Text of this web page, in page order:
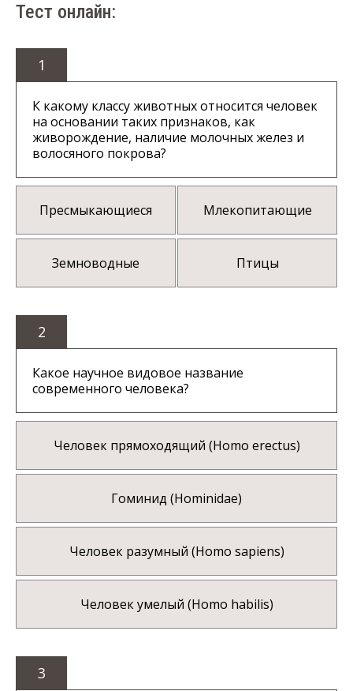
Тест онлайн:
1
К какому классу животных относится человек
на основании таких признаков, как
живорождение, наличие молочных желез и
волосяного покрова?
Пресмыкающиеся Млекопитающие
Земноводные Птицы
2
Какое научное видовое название
современного человека?
Человек прямоходящий (Homo erectus)
Гоминид (Hominidae)
Человек разумный (Homo sapiens)
Человек умелый (Homo habilis)
3